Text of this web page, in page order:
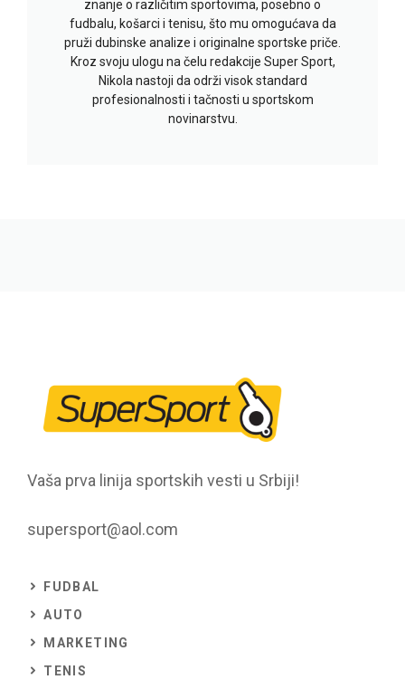
znanje o različitim sportovima, posebno o
fudbalu, košarci i tenisu, što mu omogućava da
pruži dubinske analize i originalne sportske priče.
Kroz svoju ulogu na čelu redakcije Super Sport,
Nikola nastoji da održi visok standard
profesionalnosti i tačnosti u sportskom
novinarstvu.
Vaša prva linija sportskih vesti u Srbiji!
supersport@aol.com
FUDBAL
AUTO
MARKETING
TENIS